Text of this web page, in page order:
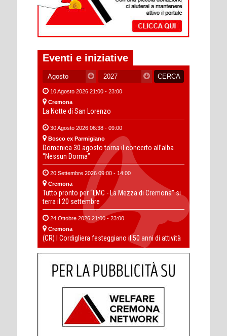
Eventi e iniziative
10 Agosto 2026 21:00 - 23:00
Cremona
La Notte di San Lorenzo
30 Agosto 2026 06:38 - 09:00
Bosco ex Parmigiano
Domenica 30 agosto torna il concerto all’alba
“Nessun Dorma”
20 Settembre 2026 09:00 - 14:00
Cremona
Tutto pronto per “LMC - La Mezza di Cremona” si
terra il 20 settembre
24 Ottobre 2026 21:00 - 23:00
Cremona
(CR) I Cordigliera festeggiano il 50 anni di attività